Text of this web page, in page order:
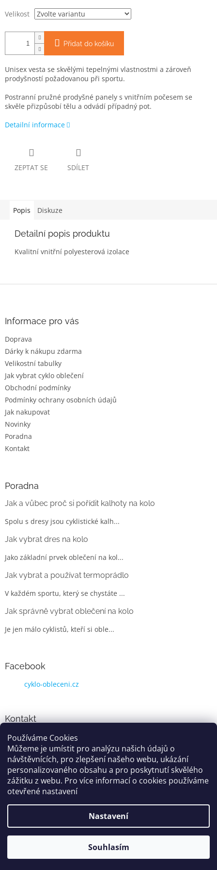
Používáme Cookies
Můžeme je umístit pro analýzu našich údajů o
návštěvnících, pro zlepšení našeho webu, ukázání
personalizovaného obsahu a pro poskytnutí skvělého
zážitku z webu. Pro více informací o cookies používáme
otevřené nastavení
Nastavení
Souhlasím
Velikost
Přidat do košíku
Unisex vesta se skvělými tepelnými vlastnostmi a zároveň
prodyšností požadovanou při sportu.
Postranní pružné prodyšné panely s vnitřním počesem se
skvěle přizpůsobí tělu a odvádí případný pot.
Detailní informace
ZEPTAT SE SDÍLET
Popis Diskuze
Detailní popis produktu
Kvalitní vnitřní polyesterová izolace
Informace pro vás
Doprava
Dárky k nákupu zdarma
Velikostní tabulky
Jak vybrat cyklo oblečení
Obchodní podmínky
Podmínky ochrany osobních údajů
Jak nakupovat
Novinky
Poradna
Kontakt
Poradna
Jak a vůbec proč si pořídit kalhoty na kolo
Spolu s dresy jsou cyklistické kalh...
Jak vybrat dres na kolo
Jako základní prvek oblečení na kol...
Jak vybrat a používat termoprádlo
V každém sportu, který se chystáte ...
Jak správně vybrat oblečení na kolo
Je jen málo cyklistů, kteří si oble...
Facebook
cyklo-obleceni.cz
Kontakt
info@cyklo-obleceni.cz
+420777081700
jsme na facebooku
Copyright 2026cyklo-obleceni.cz. Všechna práva vyhrazena.
Grafika a úprava šablónyMilan Markovič